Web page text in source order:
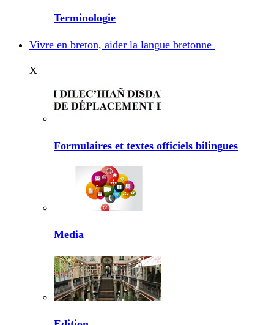
Terminologie
Vivre en breton, aider la langue bretonne
X
Formulaires et textes officiels bilingues
Media